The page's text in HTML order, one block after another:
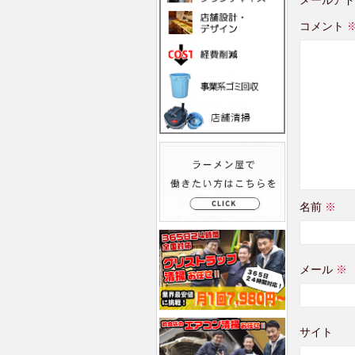
コメント
名前 ※
メール ※
サイト